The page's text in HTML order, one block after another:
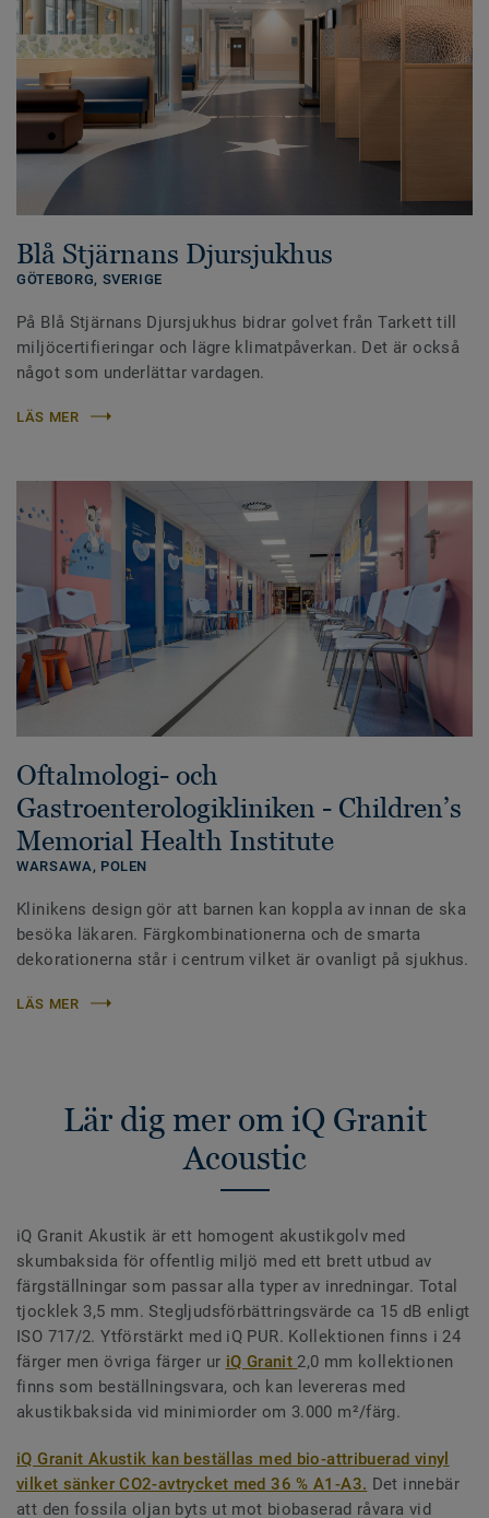
Blå Stjärnans Djursjukhus
GÖTEBORG, SVERIGE
På Blå Stjärnans Djursjukhus bidrar golvet från Tarkett till
miljöcertifieringar och lägre klimatpåverkan. Det är också
något som underlättar vardagen.
LÄS MER
Oftalmologi- och
Gastroenterologikliniken - Children’s
Memorial Health Institute
WARSAWA, POLEN
Klinikens design gör att barnen kan koppla av innan de ska
besöka läkaren. Färgkombinationerna och de smarta
dekorationerna står i centrum vilket är ovanligt på sjukhus.
LÄS MER
Lär dig mer om iQ Granit
Acoustic
iQ Granit Akustik är ett homogent akustikgolv med
skumbaksida för offentlig miljö med ett brett utbud av
färgställningar som passar alla typer av inredningar. Total
tjocklek 3,5 mm. Stegljudsförbättringsvärde ca 15 dB enligt
ISO 717/2. Ytförstärkt med iQ PUR. Kollektionen finns i 24
färger men övriga färger ur iQ Granit 2,0 mm kollektionen
finns som beställningsvara, och kan levereras med
akustikbaksida vid minimiorder om 3.000 m²/färg.
iQ Granit Akustik kan beställas med bio-attribuerad vinyl
vilket sänker CO2-avtrycket med 36 % A1-A3. Det innebär
att den fossila oljan byts ut mot biobaserad råvara vid